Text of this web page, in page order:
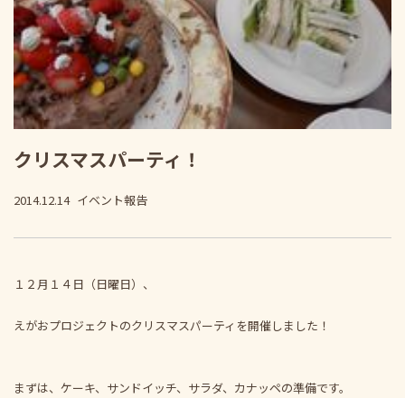
クリスマスパーティ！
2014.12.14 イベント報告
１２月１４日（日曜日）、
えがおプロジェクトのクリスマスパーティを開催しました！
まずは、ケーキ、サンドイッチ、サラダ、カナッペの準備です。